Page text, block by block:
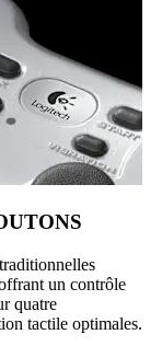
un contrôle
quatre
tactile optimales.